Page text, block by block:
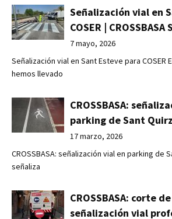
Señalización vial en
COSER | CROSSBASA
7 mayo, 2026
Señalización vial en Sant Esteve para COSER
hemos llevado
CROSSBASA:
parking de Sant
17 marzo, 2026
CROSSBASA: señalización vial en parking de
señaliza
CROSSBASA: corte
señalización vial